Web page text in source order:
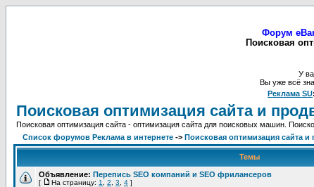
Форум
Поисковая
У
Вы уже всё
Реклама SU:
Поисковая оптимизация сайта и
Поисковая оптимизация сайта - оптимизация сайта для поисковых машин.
Список форумов Реклама в интернете -> Поисковая оптимизация сайта
Темы
Объявление: Перепись SEO компаний и SEO фрилансеров
[ На страницу: 1 2 3 4 ]